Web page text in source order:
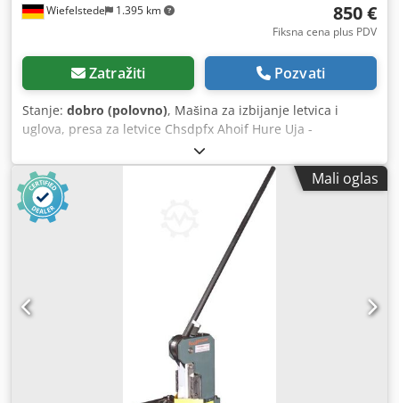
Wiefelstede 1.395 km 850 €
Fiksna cena plus PDV
Zatražiti Pozvati
Stanje: dobro (polovno), Mašina za izbijanje letvica i
uglova, presa za letvice Chsdpfx Ahoif Hure Uja -
Proizvođač: Rammefabriken, mehanička presa za uglove -
Srednje rastojanje: 100 mm - Dubina podešavanja: 65 mm
- Dimenzije: 1700/600/H1080 mm - Težina: 118 kgMali oglas